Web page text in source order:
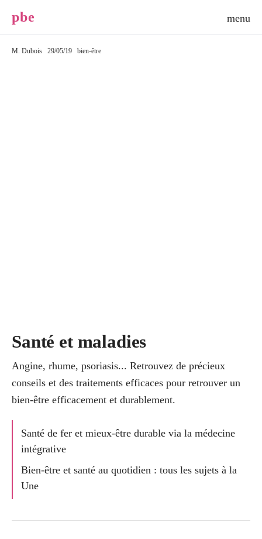
pbe
M. Dubois 29/05/19 bien-être
Santé et maladies
Angine, rhume, psoriasis... Retrouvez de précieux
conseils et des traitements efficaces pour retrouver un
bien-être efficacement et durablement.
Santé de fer et mieux-être durable via la médecine
intégrative
Bien-être et santé au quotidien : tous les sujets à la
Une